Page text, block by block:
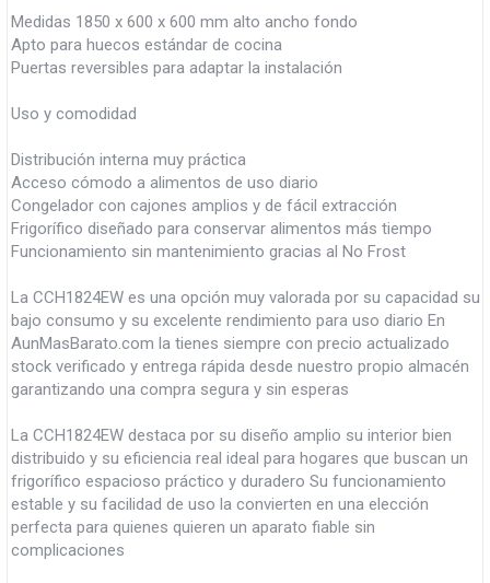
Medidas 1850 x 600 x 600 mm alto ancho fondo
Apto para huecos estándar de cocina
Puertas reversibles para adaptar la instalación
Uso y comodidad
Distribución interna muy práctica
Acceso cómodo a alimentos de uso diario
Congelador con cajones amplios y de fácil extracción
Frigorífico diseñado para conservar alimentos más tiempo
Funcionamiento sin mantenimiento gracias al No Frost
La CCH1824EW es una opción muy valorada por su capacidad su
bajo consumo y su excelente rendimiento para uso diario En
AunMasBarato.com la tienes siempre con precio actualizado
stock verificado y entrega rápida desde nuestro propio almacén
garantizando una compra segura y sin esperas
La CCH1824EW destaca por su diseño amplio su interior bien
distribuido y su eficiencia real ideal para hogares que buscan un
frigorífico espacioso práctico y duradero Su funcionamiento
estable y su facilidad de uso la convierten en una elección
perfecta para quienes quieren un aparato fiable sin
complicaciones